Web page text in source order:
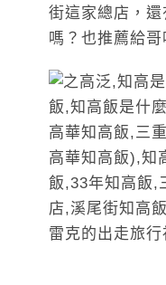
街這家總店，
嗎？也推薦給哥